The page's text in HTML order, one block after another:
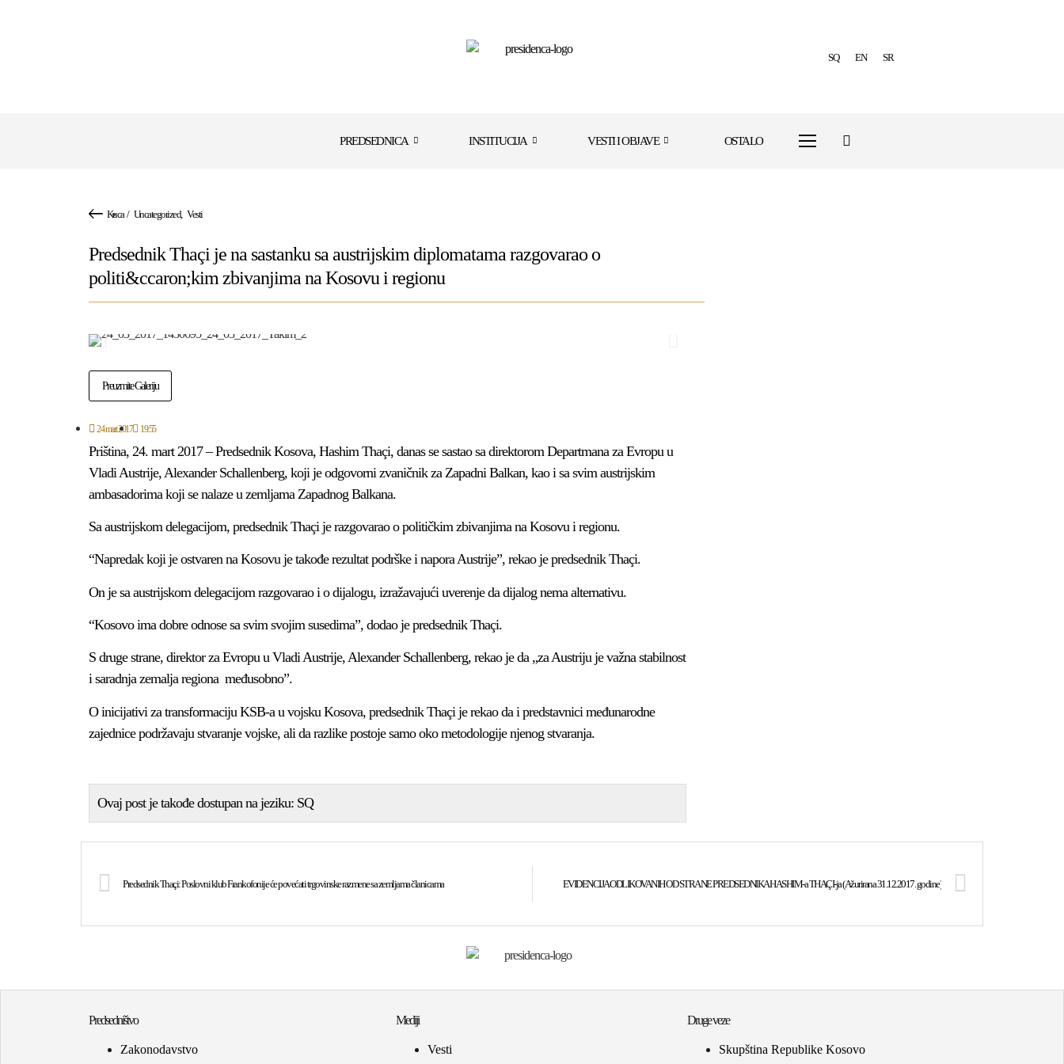
SQ EN SR
PREDSEDNICA INSTITUCIJA VESTI I OBJAVE OSTALO
Kuca/ Uncategorized, Vesti
Predsednik Thaçi je na sastanku sa austrijskim diplomatama razgovarao o
politi&ccaron;kim zbivanjima na Kosovu i regionu
Preuzmite Galeriju
24 mart 2017 19:55
Priština, 24. mart 2017 – Predsednik Kosova, Hashim Thaçi, danas se sastao sa direktorom Departmana za Evropu u
Vladi Austrije, Alexander Schallenberg, koji je odgovorni zvaničnik za Zapadni Balkan, kao i sa svim austrijskim
ambasadorima koji se nalaze u zemljama Zapadnog Balkana.
Sa austrijskom delegacijom, predsednik Thaçi je razgovarao o političkim zbivanjima na Kosovu i regionu.
“Napredak koji je ostvaren na Kosovu je takođe rezultat podrške i napora Austrije”, rekao je predsednik Thaçi.
On je sa austrijskom delegacijom razgovarao i o dijalogu, izražavajući uverenje da dijalog nema alternativu.
“Kosovo ima dobre odnose sa svim svojim susedima”, dodao je predsednik Thaçi.
S druge strane, direktor za Evropu u Vladi Austrije, Alexander Schallenberg, rekao je da „za Austriju je važna stabilnost
i saradnja zemalja regiona međusobno”.
O inicijativi za transformaciju KSB-a u vojsku Kosova, predsednik Thaçi je rekao da i predstavnici međunarodne
zajednice podržavaju stvaranje vojske, ali da razlike postoje samo oko metodologije njenog stvaranja.
Ovaj post je takođe dostupan na jeziku: SQ
Predsednik Thaçi: Poslovni klub Frankofonije će povećati trgovinske razmene sa zemljama članicama EVIDENCIJA ODLIKOVANIH OD STRANE PREDSEDNIKA HASHIM-a THAÇI-ja (Ažurirana 31.12.2017. godine)
Predsedništvo
Zakonodavstvo
Mediji
Vesti
Druge veze
Skupština Republike Kosovo